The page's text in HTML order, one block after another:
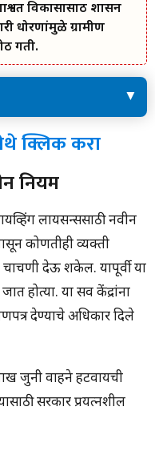
विकासासाठी शासन
धोरणांमुळे ग्रामीण
गती.
क्लिक करा
नियम
लायसन्ससाठी नवीन
कोणतीही व्यक्ती
चाचणी देऊ शकेल. यापूर्वी या
होत्या. या सर्व केंद्रांना
देण्याचे अधिकार दिले
जुनी वाहने हटवायची
सरकार प्रयत्नशील